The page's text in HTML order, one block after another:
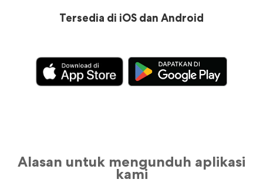
Tersedia di iOS dan Android
Alasan untuk mengunduh aplikasi
kami